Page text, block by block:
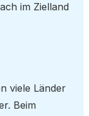
im Zielland
viele Länder
Beim